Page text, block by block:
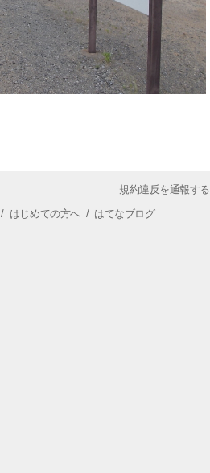
規約違反を通報する
/ はじめての方へ/ はてなブログ